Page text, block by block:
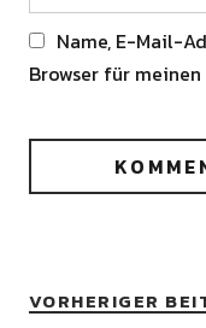
Name, E-Mail-
Browser für
VORHERIGER